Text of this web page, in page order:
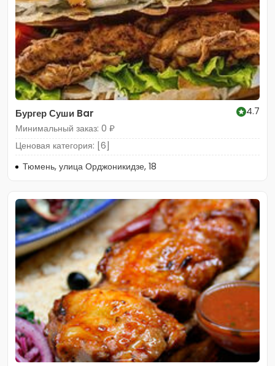
Бургер Суши Bar
4.7
Минимальный заказ: 0 ₽
Ценовая категория: [6]
Тюмень, улица Орджоникидзе, 18